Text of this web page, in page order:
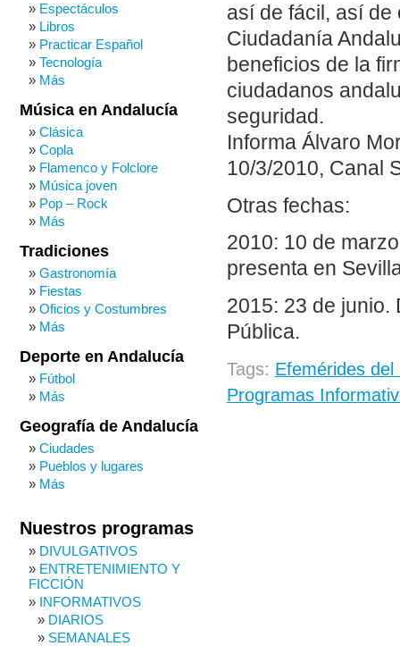
así de fácil, así de
Ciudadanía
beneficios de la
ciudadanos
seguridad.
Informa Álvaro
10/3/2010, Canal
Otras fechas:
2010: 10 de
presenta en
2015: 23 de junio.
Pública.
Tags: Efemérides
Programas
Espectáculos
Libros
Practicar Español
Tecnología
Más
Música en Andalucía
Clásica
Copla
Flamenco y Folclore
Música joven
Pop – Rock
Más
Tradiciones
Gastronomía
Fiestas
Oficios y Costumbres
Más
Deporte en Andalucía
Fútbol
Más
Geografía de Andalucía
Ciudades
Pueblos y lugares
Más
Nuestros programas
DIVULGATIVOS
ENTRETENIMIENTO Y
FICCIÓN
INFORMATIVOS
DIARIOS
SEMANALES